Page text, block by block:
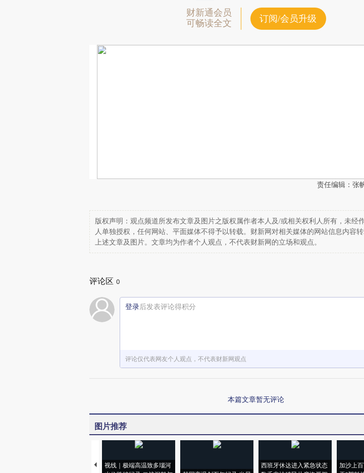
财新通会员
可畅读全文
订阅/会员升级
责任编辑：张
版权声明：观点频道所发布文章及图片之版权属作者本人及/或相关权利人所有，未经
人单独授权，任何网站、平面媒体不得予以转载。财新网对相关媒体的网站信息内容
上述文章及图片。文章均为作者个人观点，不代表财新网的立场和观点。
评论区 0
登录后发表评论得积分
评论仅代表网友个人观点，不代表财新网观点
本篇文章暂无评论
图片推荐
视线｜极端高温致多瑙河
西班牙休达进入紧急状态
加沙上